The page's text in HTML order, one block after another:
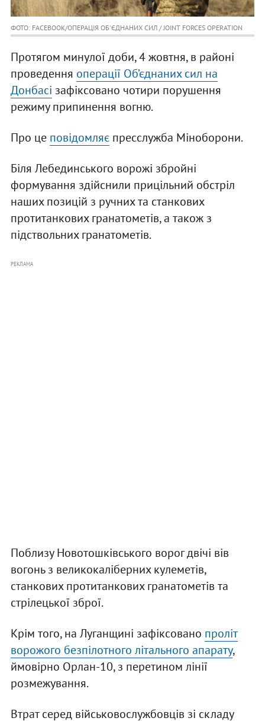
ФОТО: FACEBOOK/ОПЕРАЦІЯ ОБ'ЄДНАНИХ СИЛ / JOINT FORCES OPERATION
Протягом минулої доби, 4 жовтня, в районі
проведення операції Об’єднаних сил на
Донбасі зафіксовано чотири порушення
режиму припинення вогню.
Про це повідомляєпресслужба Міноборони.
Біля Лебединського ворожі збройні
формування здійснили прицільний обстріл
наших позицій з ручних та станкових
протитанкових гранатометів, а також з
підствольних гранатометів.
РЕКЛАМА
Поблизу Новотошківського ворог двічі вів
вогонь з великокаліберних кулеметів,
станкових протитанкових гранатометів та
стрілецької зброї.
Крім того, на Луганщині зафіксовано проліт
ворожого безпілотного літального апарату,
ймовірно Орлан-10, з перетином лінії
розмежування.
Втрат серед військовослужбовців зі складу